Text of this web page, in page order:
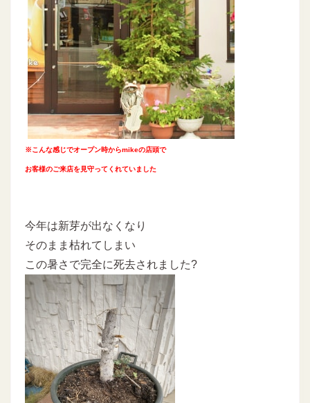
※こんな感じでオープン時からmikeの店頭で
お客様のご来店を見守ってくれていました
今年は新芽が出なくなり
そのまま枯れてしまい
この暑さで完全に死去されました?